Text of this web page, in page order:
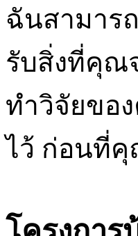
ฉันสามาร
รับสิ่งที่คุณ
ทำวิจัยขอ
ไว้ ก่อนที่